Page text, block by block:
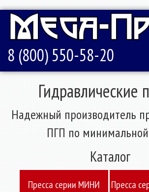
8 (800) 550-58-20
Гидравлические
Надежный производитель
ПГП по
Каталог
Пресcа серии МИНИ Пресcа